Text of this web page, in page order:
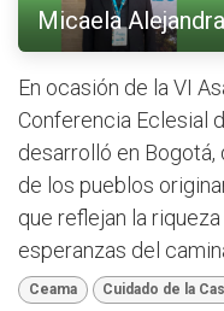
Micaela
En ocasión de la VI
Conferencia Eclesial
desarrolló en
de los pueblos
que reflejan la
esperanzas del
Ceama Cuidado de la